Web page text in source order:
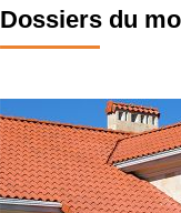
Dossiers du